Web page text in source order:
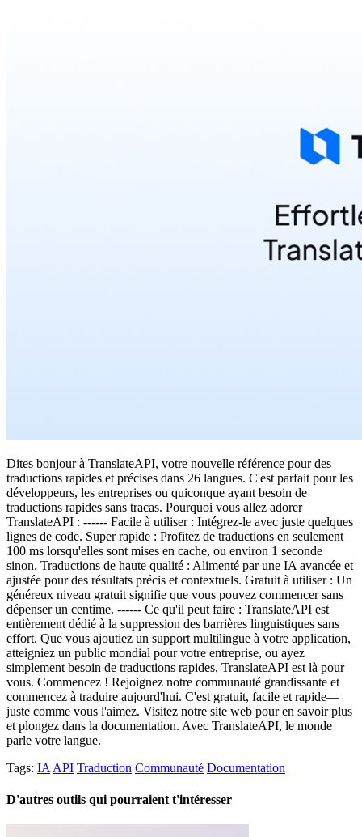
Dites bonjour à TranslateAPI, votre nouvelle référence pour des
traductions rapides et précises dans 26 langues. C'est parfait pour les
développeurs, les entreprises ou quiconque ayant besoin de
traductions rapides sans tracas. Pourquoi vous allez adorer
TranslateAPI : ------ Facile à utiliser : Intégrez-le avec juste quelques
lignes de code. Super rapide : Profitez de traductions en seulement
100 ms lorsqu'elles sont mises en cache, ou environ 1 seconde
sinon. Traductions de haute qualité : Alimenté par une IA avancée et
ajustée pour des résultats précis et contextuels. Gratuit à utiliser : Un
généreux niveau gratuit signifie que vous pouvez commencer sans
dépenser un centime. ------ Ce qu'il peut faire : TranslateAPI est
entièrement dédié à la suppression des barrières linguistiques sans
effort. Que vous ajoutiez un support multilingue à votre application,
atteigniez un public mondial pour votre entreprise, ou ayez
simplement besoin de traductions rapides, TranslateAPI est là pour
vous. Commencez ! Rejoignez notre communauté grandissante et
commencez à traduire aujourd'hui. C'est gratuit, facile et rapide—
juste comme vous l'aimez. Visitez notre site web pour en savoir plus
et plongez dans la documentation. Avec TranslateAPI, le monde
parle votre langue.
Tags: IA API Traduction Communauté Documentation
D'autres outils qui pourraient t'intéresser